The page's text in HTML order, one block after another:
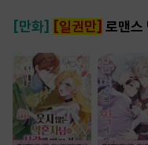
[만화] [일권만] 로맨스